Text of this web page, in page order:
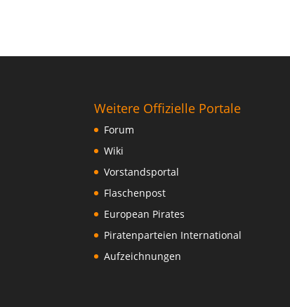
Weitere Offizielle Portale
Forum
Wiki
Vorstandsportal
Flaschenpost
European Pirates
Piratenparteien International
Aufzeichnungen